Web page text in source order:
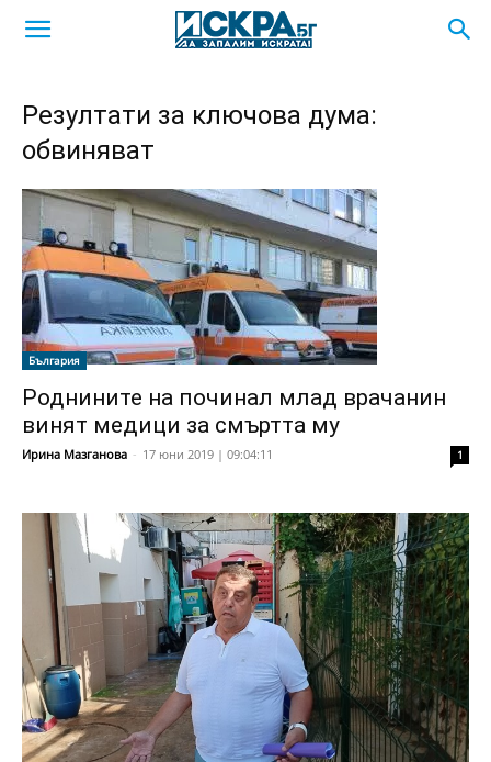
Резултати за ключова дума:
обвиняват
България
Роднините на починал млад врачанин
винят медици за смъртта му
Ирина Мазганова - 17 юни 2019 | 09:04:11 1